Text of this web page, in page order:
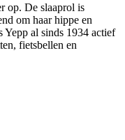
op. De slaaprol is
om haar hippe en
al sinds 1934 actief
fietsbellen en